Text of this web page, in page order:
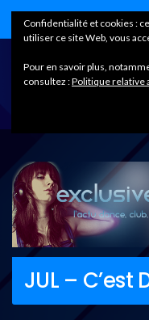
JUL – C’est
Confidentialité et cookies :
utiliser ce site Web, vous
Pour en savoir plus,
consultez :Politique relative